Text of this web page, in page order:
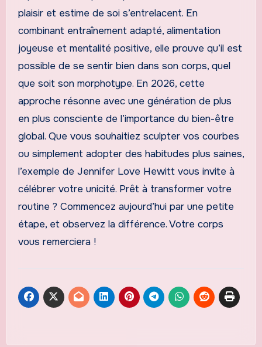
plaisir et estime de soi s’entrelacent. En
combinant entraînement adapté, alimentation
joyeuse et mentalité positive, elle prouve qu’il est
possible de se sentir bien dans son corps, quel
que soit son morphotype. En 2026, cette
approche résonne avec une génération de plus
en plus consciente de l’importance du bien-être
global. Que vous souhaitiez sculpter vos courbes
ou simplement adopter des habitudes plus saines,
l’exemple de Jennifer Love Hewitt vous invite à
célébrer votre unicité. Prêt à transformer votre
routine ? Commencez aujourd’hui par une petite
étape, et observez la différence. Votre corps
vous remerciera !